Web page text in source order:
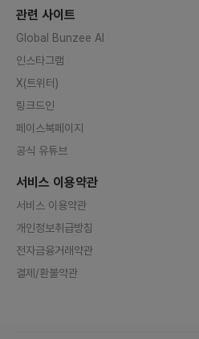
관련 사이트
Global Bunzee AI
인스타그램
X(트위터)
링크드인
페이스북페이지
공식 유튜브
서비스 이용약관
서비스 이용약관
개인정보취급방침
전자금융거래약관
결제/환불약관